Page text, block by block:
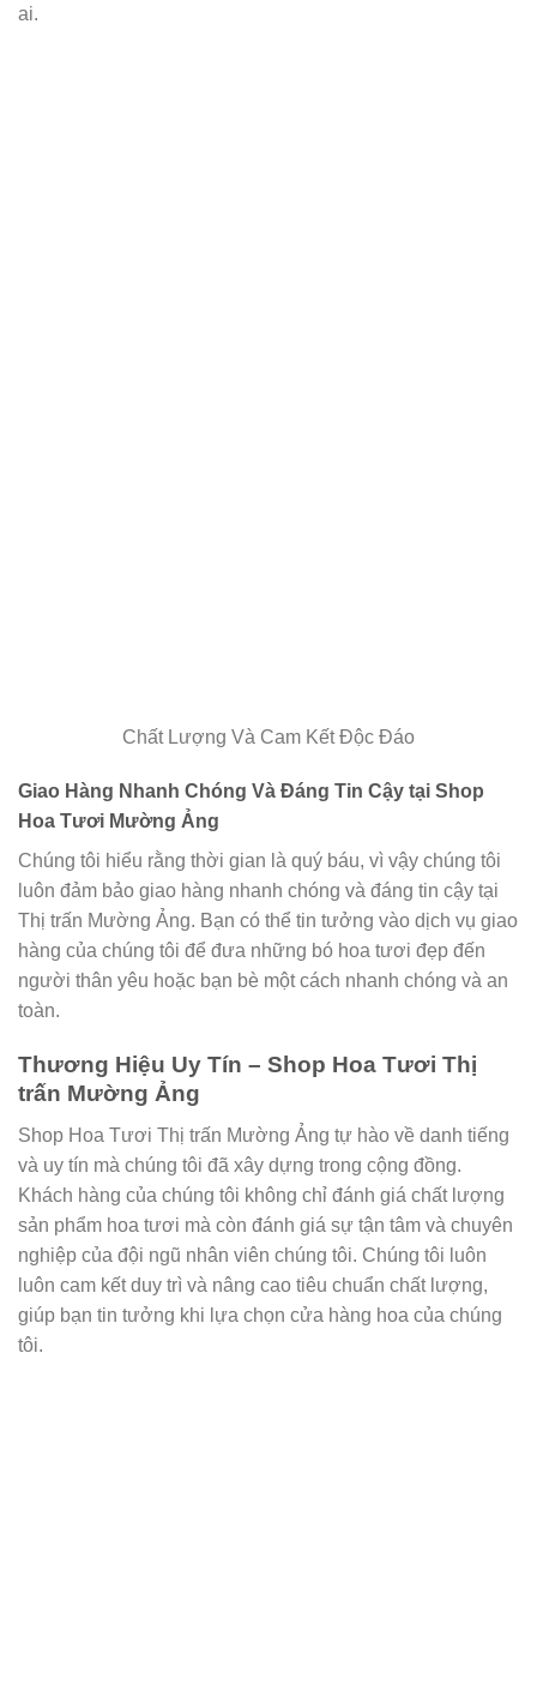
ai.
Chất Lượng Và Cam Kết Độc Đáo
Giao Hàng Nhanh Chóng Và Đáng Tin Cậy tại Shop
Hoa Tươi Mường Ảng
Chúng tôi hiểu rằng thời gian là quý báu, vì vậy chúng tôi
luôn đảm bảo giao hàng nhanh chóng và đáng tin cậy tại
Thị trấn Mường Ảng. Bạn có thể tin tưởng vào dịch vụ giao
hàng của chúng tôi để đưa những bó hoa tươi đẹp đến
người thân yêu hoặc bạn bè một cách nhanh chóng và an
toàn.
Thương Hiệu Uy Tín – Shop Hoa Tươi Thị
trấn Mường Ảng
Shop Hoa Tươi Thị trấn Mường Ảng tự hào về danh tiếng
và uy tín mà chúng tôi đã xây dựng trong cộng đồng.
Khách hàng của chúng tôi không chỉ đánh giá chất lượng
sản phẩm hoa tươi mà còn đánh giá sự tận tâm và chuyên
nghiệp của đội ngũ nhân viên chúng tôi. Chúng tôi luôn
luôn cam kết duy trì và nâng cao tiêu chuẩn chất lượng,
giúp bạn tin tưởng khi lựa chọn cửa hàng hoa của chúng
tôi.